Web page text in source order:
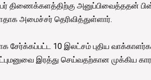
திணைக்களத்திற்கு அனுப்பிவைத்ததன்
அமைச்சர் தெரிவித்துள்ளார்.
சேர்க்கப்பட்ட 10 இலட்சம் புதிய
இரத்து செய்வதற்கான முக்கிய